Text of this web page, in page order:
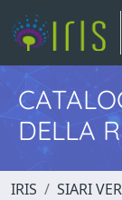
DELLA
IRIS SIARI